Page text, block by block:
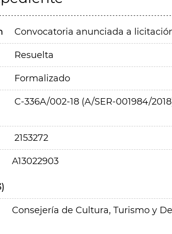
Convocatoria anunciada a
Resuelta
Formalizado
C-336A/002-18 (A/SER-001984/
2153272
A13022903
Consejería de Cultura, Turismo y